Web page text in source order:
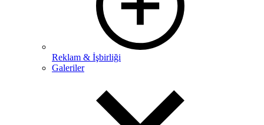
Reklam & İşbirliği
Galeriler